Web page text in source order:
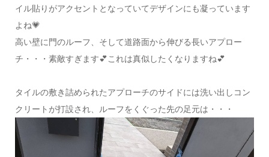
イル貼りがアクセントとなっていてデザインにも凝っています
よね💗
高い壁に門のルーフ、そして道路面から伸びる長いアプロー
チ・・・素敵すぎます💕これは真似したくなりますね💕
タイルの敷き詰められたアプローチのサイドには洗い出しコン
クリートが打設され、ルーフをくぐった先の足元は・・・